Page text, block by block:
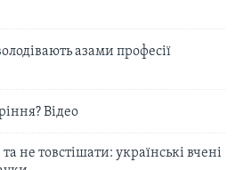
азами професії
Відео
не товстішати: українські вчені